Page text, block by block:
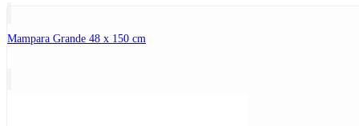
Mampara Grande 48 x 150 cm